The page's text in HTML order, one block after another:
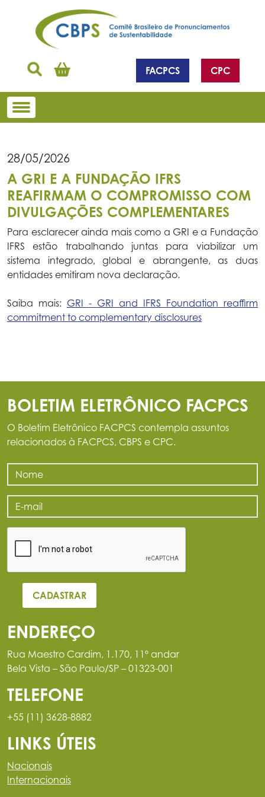
FACPCS CPC
28/05/2026
A GRI E A FUNDAÇÃO IFRS
REAFIRMAM O COMPROMISSO COM
DIVULGAÇÕES COMPLEMENTARES
Para esclarecer ainda mais como a GRI e a Fundação
IFRS estão trabalhando juntas para viabilizar um
sistema integrado, global e abrangente, as duas
entidades emitiram nova declaração.
Saiba mais: GRI - GRI and IFRS Foundation reaffirm
commitment to complementary disclosures
BOLETIM ELETRÔNICO FACPCS
O Boletim Eletrônico FACPCS contempla assuntos
relacionados à FACPCS, CBPS e CPC.
ENDEREÇO
Rua Maestro Cardim, 1.170, 11º andar
Bela Vista – São Paulo/SP – 01323-001
TELEFONE
+55 (11) 3628-8882
LINKS ÚTEIS
Nacionais
Internacionais